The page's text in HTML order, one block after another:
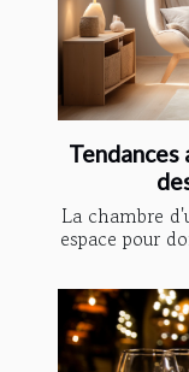
La chambre
espace pour